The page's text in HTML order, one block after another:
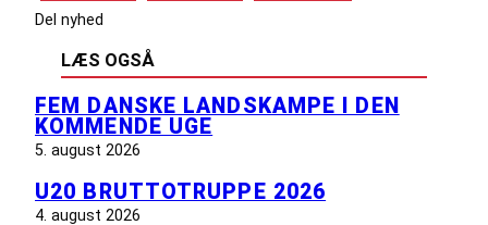
Del nyhed
LÆS OGSÅ
FEM DANSKE LANDSKAMPE I DEN
KOMMENDE UGE
5. august 2026
U20 BRUTTOTRUPPE 2026
4. august 2026